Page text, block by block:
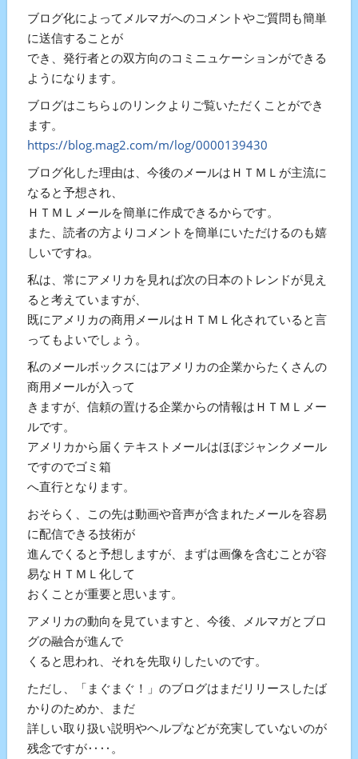
ブログ化によってメルマガへのコメントやご質問も簡単
に送信することが
でき、発行者との双方向のコミニュケーションができる
ようになります。
ブログはこちら↓のリンクよりご覧いただくことができ
ます。
https://blog.mag2.com/m/log/0000139430
ブログ化した理由は、今後のメールはＨＴＭＬが主流に
なると予想され、
ＨＴＭＬメールを簡単に作成できるからです。
また、読者の方よりコメントを簡単にいただけるのも嬉
しいですね。
私は、常にアメリカを見れば次の日本のトレンドが見え
ると考えていますが、
既にアメリカの商用メールはＨＴＭＬ化されていると言
ってもよいでしょう。
私のメールボックスにはアメリカの企業からたくさんの
商用メールが入って
きますが、信頼の置ける企業からの情報はＨＴＭＬメー
ルです。
アメリカから届くテキストメールはほぼジャンクメール
ですのでゴミ箱
へ直行となります。
おそらく、この先は動画や音声が含まれたメールを容易
に配信できる技術が
進んでくると予想しますが、まずは画像を含むことが容
易なＨＴＭＬ化して
おくことが重要と思います。
アメリカの動向を見ていますと、今後、メルマガとブロ
グの融合が進んで
くると思われ、それを先取りしたいのです。
ただし、「まぐまぐ！」のブログはまだリリースしたば
かりのためか、まだ
詳しい取り扱い説明やヘルプなどが充実していないのが
残念ですが‥‥。